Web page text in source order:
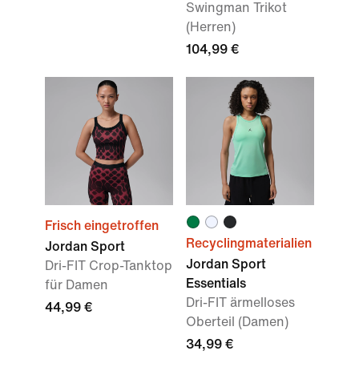
Swingman Trikot
(Herren)
104,99 €
Frisch eingetroffen
Jordan Sport
Dri-FIT Crop-Tanktop
für Damen
44,99 €
Recyclingmaterialien
Jordan Sport
Essentials
Dri-FIT ärmelloses
Oberteil (Damen)
34,99 €